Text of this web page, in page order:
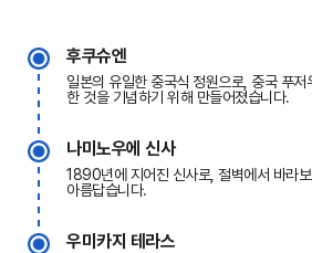
후쿠슈엔
일본의 유일한 중국식 정원으로, 중국 푸
한 것을 기념하기 위해 만들어졌습니다.
나미노우에 신사
1890년에 지어진 신사로, 절벽에서 바라
아름답습니다.
우미카지 테라스